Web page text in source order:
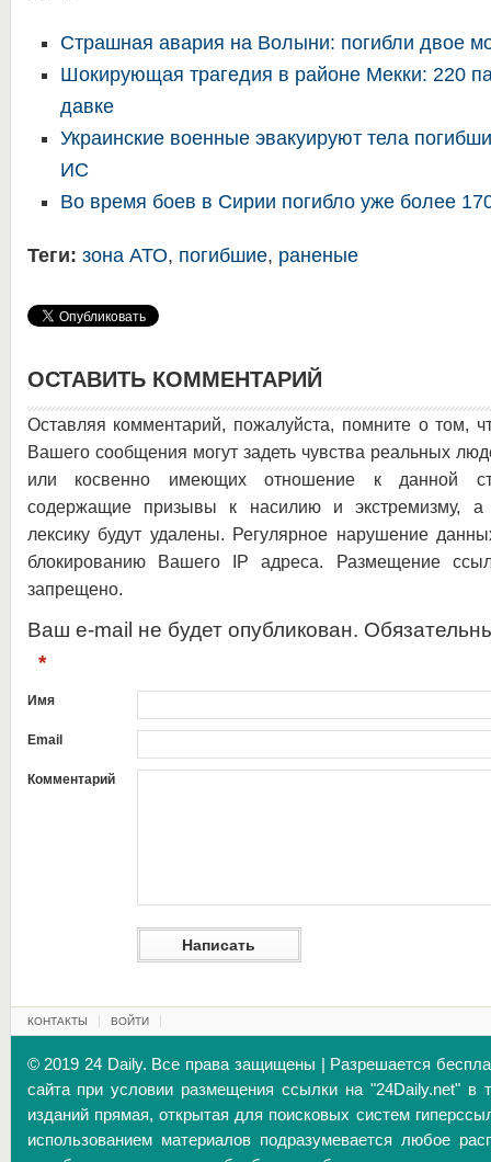
Страшная авария на Волыни: погибли двое
Шокирующая трагедия в районе Мекки: 220
давке
Украинские военные эвакуируют тела
ИС
Во время боев в Сирии погибло уже более
Теги: зона АТО, погибшие, раненые
ОСТАВИТЬ КОММЕНТАРИЙ
Оставляя комментарий, пожалуйста, помните о том,
Вашего сообщения могут задеть чувства реальных
или косвенно имеющих отношение к данной
содержащие призывы к насилию и экстремизму, а
лексику будут удалены. Регулярное нарушение
блокированию Вашего IP адреса. Размещение
запрещено.
Ваш e-mail не будет опубликован.
*
Имя
Email
Комментарий
КОНТАКТЫ ВОЙТИ
© 2019 24 Daily. Все права защищены | Разрешается
сайта при условии размещения ссылки на "24Daily.net" в
изданий прямая, открытая для поисковых систем
использованием материалов подразумевается любое